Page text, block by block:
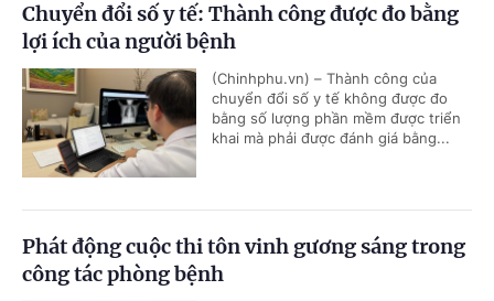
Chuyển đổi số y tế: Thành công được đo bằng
lợi ích của người bệnh
(Chinhphu.vn) – Thành công của
chuyển đổi số y tế không được đo
bằng số lượng phần mềm được triển
khai mà phải được đánh giá bằng...
Phát động cuộc thi tôn vinh gương sáng trong
công tác phòng bệnh